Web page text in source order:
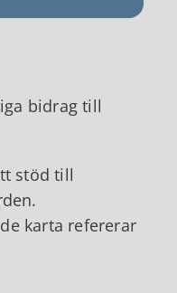
bidrag till
stöd till
karta refererar